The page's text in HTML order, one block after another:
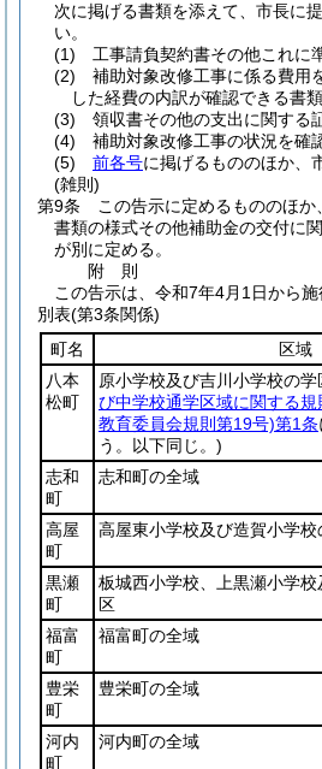
次に掲げる書類を添えて、市長に
い。
(1)
工事請負契約書その他これに
(2)
補助対象改修工事に係る費用
した経費の内訳が確認できる書
(3)
領収書その他の支出に関する
(4)
補助対象改修工事の状況を確
(5)
前各号に掲げるもののほか、
(雑則)
第9条
この告示に定めるもののほ
書類の様式その他補助金の交付に
が別に定める。
附 則
この告示は、令和7年4月1日から施
別表(第3条関係)
町名
区域
八本
松町
原小学校及び吉川小学校の学
び中学校通学区域に関する規
教育委員会規則第19号)第1条
う。以下同じ。)
志和
町
志和町の全域
高屋
町
高屋東小学校及び造賀小学校
黒瀬
町
板城西小学校、上黒瀬小学
区
福富
町
福富町の全域
豊栄
町
豊栄町の全域
河内
町
河内町の全域